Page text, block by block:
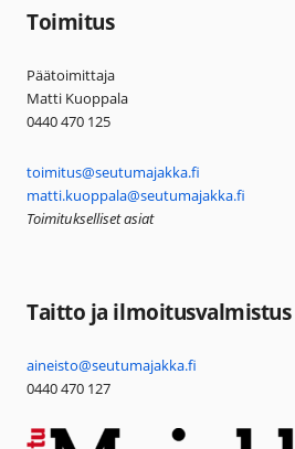
Toimitus
Päätoimittaja
Matti Kuoppala
0440 470 125
toimitus@seutumajakka.fi
matti.kuoppala@seutumajakka.fi
Toimitukselliset asiat
Taitto ja ilmoitusvalmistus
aineisto@seutumajakka.fi
0440 470 127